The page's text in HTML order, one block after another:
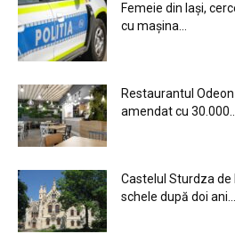
Femeie din Iași,
cu mașina...
Restaurantul
amendat cu
Castelul Sturdza de
schele după doi ani...